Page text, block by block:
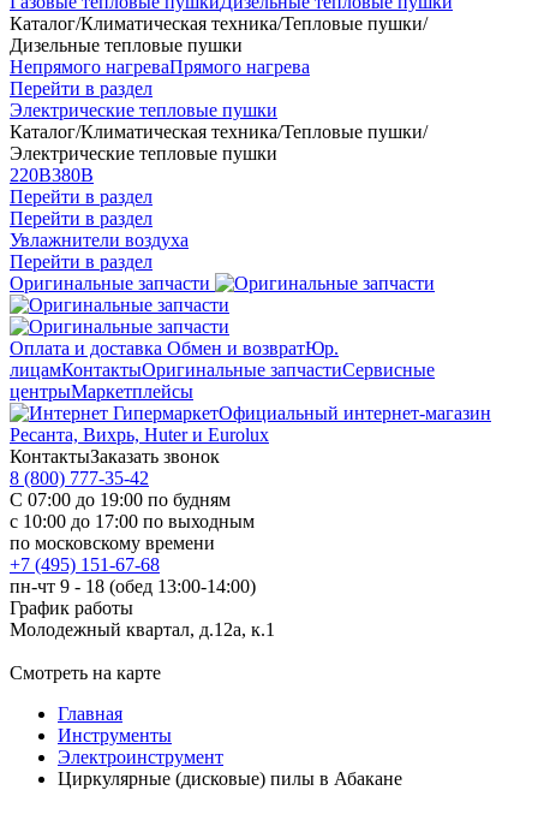
Каталог/Климатическая техника/Тепловые пушки/
Дизельные тепловые пушки
Непрямого нагреваПрямого нагрева
Перейти в раздел
Электрические тепловые пушки
Каталог/Климатическая техника/Тепловые пушки/
Электрические тепловые пушки
220В380В
Перейти в раздел
Перейти в раздел
Увлажнители воздуха
Перейти в раздел
Оригинальные запчасти
Оплата и доставка Обмен и возвратЮр.
лицамКонтактыОригинальные запчастиСервисные
центрыМаркетплейсы
Официальный интернет-магазин
Ресанта, Вихрь, Huter и Eurolux
КонтактыЗаказать звонок
8 (800) 777-35-42
С 07:00 до 19:00 по будням
с 10:00 до 17:00 по выходным
по московскому времени
+7 (495) 151-67-68
пн-чт 9 - 18 (обед 13:00-14:00)
График работы
Молодежный квартал, д.12а, к.1
Смотреть на карте
Главная
Инструменты
Электроинструмент
Циркулярные (дисковые) пилы в Абакане